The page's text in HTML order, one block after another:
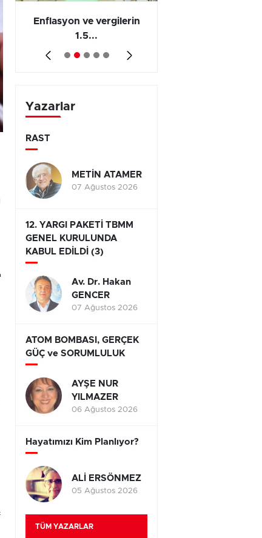
Enflasyon ve vergilerin
1.5...
Yazarlar
RAST
METİN ATAMER
07 Ağustos 2026
12. YARGI PAKETİ TBMM
GENEL KURULUNDA
KABUL EDİLDİ (3)
Av. Dr. Hakan
GENCER
07 Ağustos 2026
ATOM BOMBASI, GERÇEK
GÜÇ ve SORUMLULUK
AYŞE NUR
YILMAZER
06 Ağustos 2026
Hayatımızı Kim Planlıyor?
ALİ ERSÖNMEZ
05 Ağustos 2026
TÜM YAZARLAR